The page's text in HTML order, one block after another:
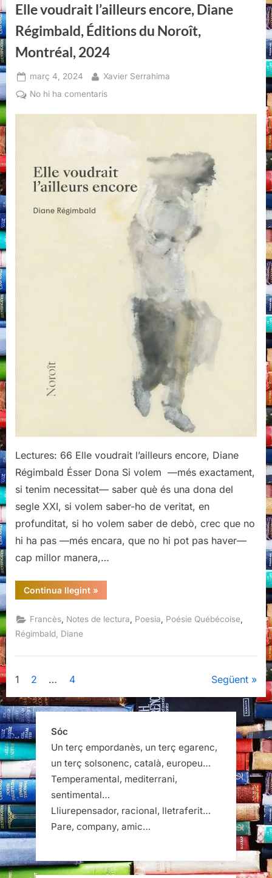
Elle voudrait l’ailleurs encore, Diane
Régimbald, Éditions du Noroît,
Montréal, 2024
Posted
on
març 4, 2024 By
Xavier Serrahima
No hi ha comentarisa
Régimbald,
Éditions
Noroît,
2024
Lectures: 66 Elle voudrait l’ailleurs encore, Diane
Régimbald Ésser Dona Si volem —més exactament,
si tenim necessitat— saber què és una dona del
segle XXI, si volem saber-ho de veritat, en
profunditat, si ho volem saber de debò, crec que no
hi ha pas —més encara, que no hi pot pas haver—
cap millor manera,…
Continua llegint“Elle
voudrait
encore,
Diane
Noroît,
»
Francès Notes de lectura Poesia Poésie Québécoise
Régimbald, Diane
Paginació
de
les
entrades
1 2 … 4 Següent
Sóc
Un terç empordanès, un terç egarenc,
un terç solsonenc, català, europeu…
Temperamental, mediterrani,
sentimental…
Lliurepensador, racional, lletraferit…
Pare, company, amic…